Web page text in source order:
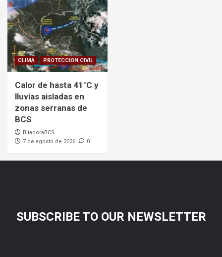
CLIMA PROTECCION CIVIL
Calor de hasta 41°C y
lluvias aisladas en
zonas serranas de
BCS
BitacoraBCS
7 de agosto de 2026
0
SUBSCRIBE TO OUR NEWSLETTER